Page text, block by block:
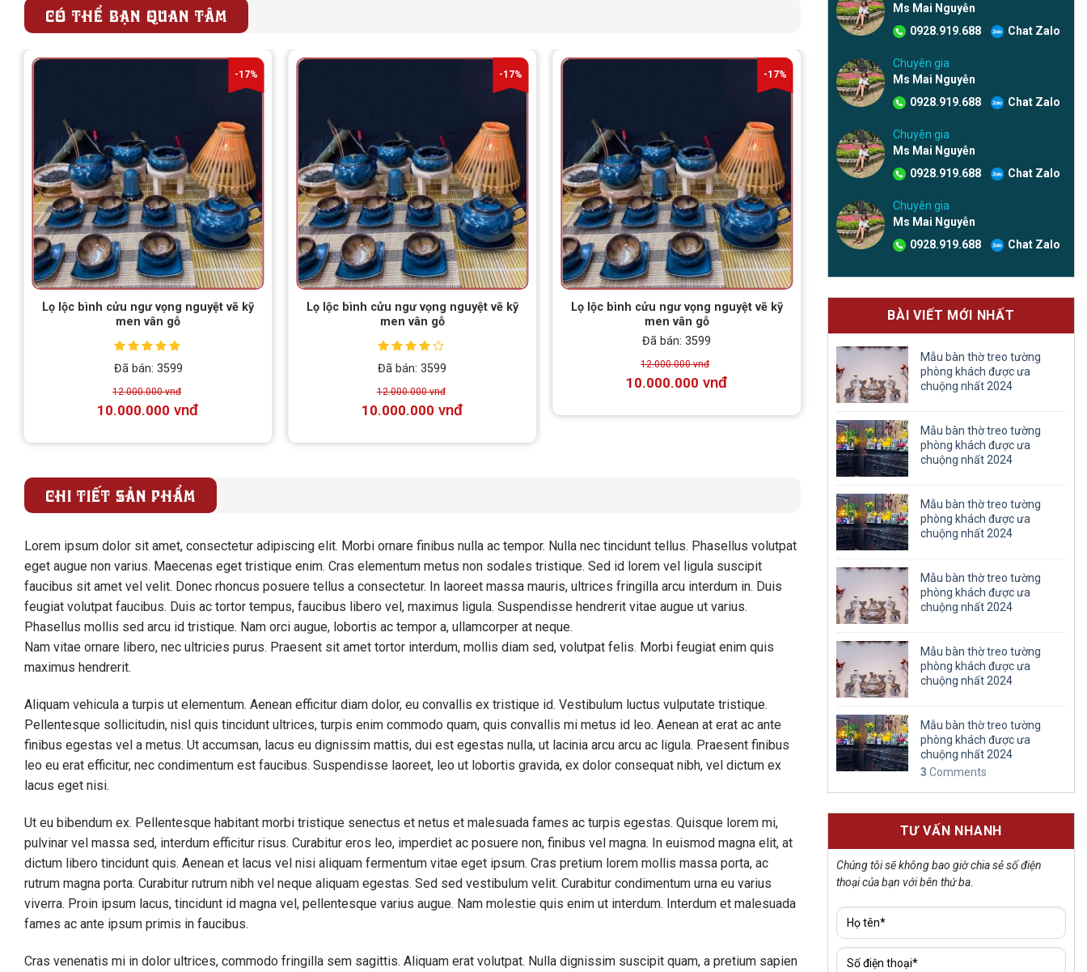
Ms Mai Nguyễn
0928.919.688
Chat Zalo
Chuyên gia
Ms Mai Nguyễn
0928.919.688
Chat Zalo
Chuyên gia
Ms Mai Nguyễn
0928.919.688
Chat Zalo
Chuyên gia
Ms Mai Nguyễn
0928.919.688
Chat Zalo
BÀI VIẾT MỚI NHẤT
Mẫu bàn thờ treo tường
phòng khách được ưa
chuộng nhất 2024
Mẫu bàn thờ treo tường
phòng khách được ưa
chuộng nhất 2024
Mẫu bàn thờ treo tường
phòng khách được ưa
chuộng nhất 2024
Mẫu bàn thờ treo tường
phòng khách được ưa
chuộng nhất 2024
Mẫu bàn thờ treo tường
phòng khách được ưa
chuộng nhất 2024
Mẫu bàn thờ treo tường
phòng khách được ưa
chuộng nhất 2024
3 Comments
TƯ VẤN NHANH
Chúng tôi sẽ không bao giờ chia sẻ số điện
thoại của bạn với bên thứ ba.
CÓ THỂ BẠN QUAN TÂM
-17%
Lọ lộc bình cửu ngư vọng nguyệt vẽ kỹ
men vân gỗ
Đã bán: 3599
Được xếp
hạng5.005
sao
12.000.000vnđ
10.000.000 vnđ
-17%
Lọ lộc bình cửu ngư vọng nguyệt vẽ kỹ
men vân gỗ
Đã bán: 3599
Được xếp
hạng4.00
5 sao
12.000.000vnđ
10.000.000 vnđ
-17%
Lọ lộc bình cửu ngư vọng nguyệt vẽ kỹ
men vân gỗ
Đã bán: 3599
12.000.000vnđ
10.000.000 vnđ
Sản phẩm mới
Đã bán: 2
Được xếp
hạng4.00
5 sao
12.000.000vnđ
10.000.000
CHI TIẾT SẢN PHẨM
Lorem ipsum dolor sit amet, consectetur adipiscing elit. Morbi ornare finibus nulla ac tempor. Nulla nec tincidunt tellus. Phasellus volutpat
eget augue non varius. Maecenas eget tristique enim. Cras elementum metus non sodales tristique. Sed id lorem vel ligula suscipit
faucibus sit amet vel velit. Donec rhoncus posuere tellus a consectetur. In laoreet massa mauris, ultrices fringilla arcu interdum in. Duis
feugiat volutpat faucibus. Duis ac tortor tempus, faucibus libero vel, maximus ligula. Suspendisse hendrerit vitae augue ut varius.
Phasellus mollis sed arcu id tristique. Nam orci augue, lobortis ac tempor a, ullamcorper at neque.
Nam vitae ornare libero, nec ultricies purus. Praesent sit amet tortor interdum, mollis diam sed, volutpat felis. Morbi feugiat enim quis
maximus hendrerit.
Aliquam vehicula a turpis ut elementum. Aenean efficitur diam dolor, eu convallis ex tristique id. Vestibulum luctus vulputate tristique.
Pellentesque sollicitudin, nisl quis tincidunt ultrices, turpis enim commodo quam, quis convallis mi metus id leo. Aenean at erat ac ante
finibus egestas vel a metus. Ut accumsan, lacus eu dignissim mattis, dui est egestas nulla, ut lacinia arcu arcu ac ligula. Praesent finibus
leo eu erat efficitur, nec condimentum est faucibus. Suspendisse laoreet, leo ut lobortis gravida, ex dolor consequat nibh, vel dictum ex
lacus eget nisi.
Ut eu bibendum ex. Pellentesque habitant morbi tristique senectus et netus et malesuada fames ac turpis egestas. Quisque lorem mi,
pulvinar vel massa sed, interdum efficitur risus. Curabitur eros leo, imperdiet ac posuere non, finibus vel magna. In euismod magna elit, at
dictum libero tincidunt quis. Aenean et lacus vel nisi aliquam fermentum vitae eget ipsum. Cras pretium lorem mollis massa porta, ac
rutrum magna porta. Curabitur rutrum nibh vel neque aliquam egestas. Sed sed vestibulum velit. Curabitur condimentum urna eu varius
viverra. Proin ipsum lacus, tincidunt id magna vel, pellentesque varius augue. Nam molestie quis enim ut interdum. Interdum et malesuada
fames ac ante ipsum primis in faucibus.
Cras venenatis mi in dolor ultrices, commodo fringilla sem sagittis. Aliquam erat volutpat. Nulla dignissim suscipit quam, a pretium sapien